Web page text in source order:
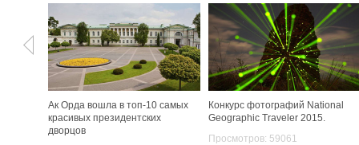
Ак Орда вошла в топ-10 самых
красивых президентских
дворцов
Конкурс фотографий National
Geographic Traveler 2015.
Просмотров: 59061